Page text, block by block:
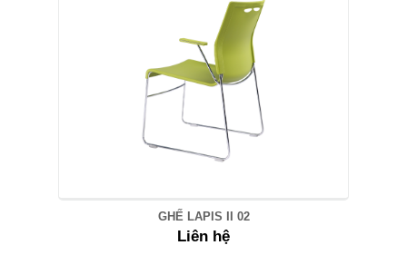
GHẾ LAPIS II 02
Liên hệ